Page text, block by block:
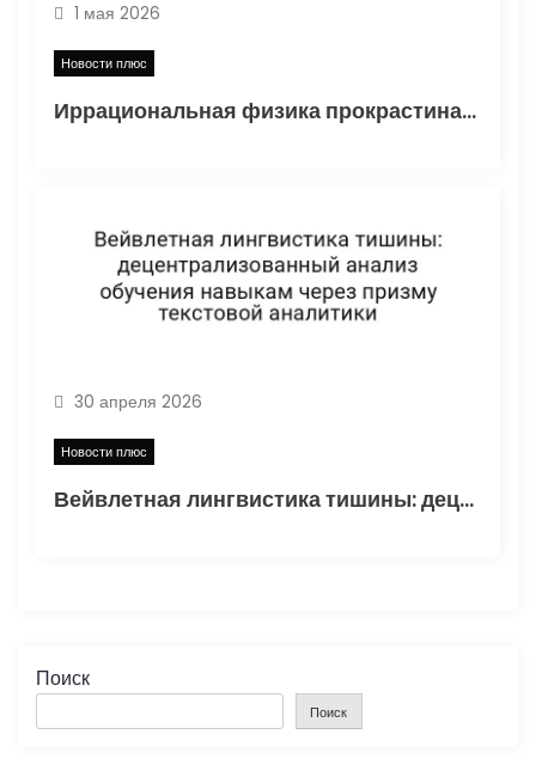
1 мая 2026
Новости плюс
Иррациональная физика прокрастинации: фрактальная размерность петли в масштабах микроуровня
30 апреля 2026
Новости плюс
Вейвлетная лингвистика тишины: децентрализованный анализ обучения навыкам через призму текстовой аналитики
Поиск
Поиск